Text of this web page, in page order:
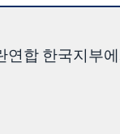
연합 한국지부